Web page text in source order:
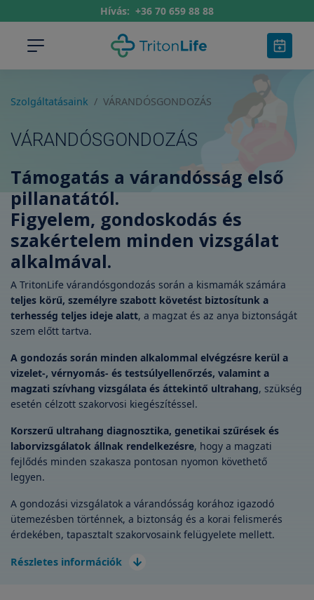
Hívás: +36 70 659 88 88
Szolgáltatásaink VÁRANDÓSGONDOZÁS
VÁRANDÓSGONDOZÁS
Támogatás a várandósság első
pillanatától.
Figyelem, gondoskodás és
szakértelem minden vizsgálat
alkalmával.
A TritonLife várandósgondozás során a kismamák számára
teljes körű, személyre szabott követést biztosítunk a
terhesség teljes ideje alatt, a magzat és az anya biztonságát
szem előtt tartva.
A gondozás során minden alkalommal elvégzésre kerül a
vizelet-, vérnyomás- és testsúlyellenőrzés, valamint a
magzati szívhang vizsgálata és áttekintő ultrahang, szükség
esetén célzott szakorvosi kiegészítéssel.
Korszerű ultrahang diagnosztika, genetikai szűrések és
laborvizsgálatok állnak rendelkezésre, hogy a magzati
fejlődés minden szakasza pontosan nyomon követhető
legyen.
A gondozási vizsgálatok a várandósság korához igazodó
ütemezésben történnek, a biztonság és a korai felismerés
érdekében, tapasztalt szakorvosaink felügyelete mellett.
Részletes információk